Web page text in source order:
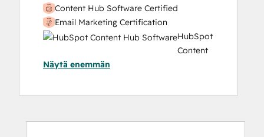
Content Hub Software Certified
Email Marketing Certification
HubSpot
Content
HubSpot
for
Näytä enemmän